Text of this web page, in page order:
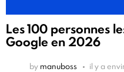
Les 100 personnes
Google en 2026
by manuboss il y a